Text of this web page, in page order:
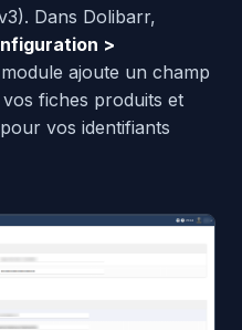
Dans Dolibarr,
>
ajoute un champ
vos fiches produits et
vos identifiants